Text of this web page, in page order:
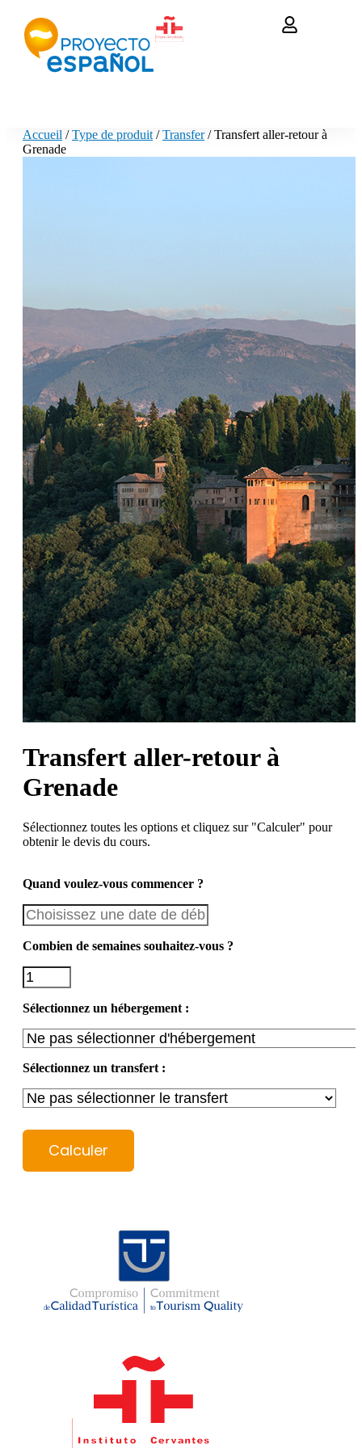
Accueil /Type de produit /Transfer/ Transfert aller-retour à
Grenade
Transfert aller-retour à
Grenade
Sélectionnez toutes les options et cliquez sur "Calculer" pour
obtenir le devis du cours.
Quand voulez-vous commencer ?
Combien de semaines souhaitez-vous ?
Sélectionnez un hébergement :
Sélectionnez un transfert :
Calculer